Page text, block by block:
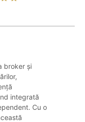
broker și
integrată
Cu o